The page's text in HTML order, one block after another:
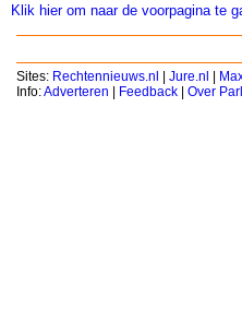
Klik hier om naar de voorpagina te
Sites: Rechtennieuws.nl | Jure.nl |
Info:Adverteren | Feedback | Over